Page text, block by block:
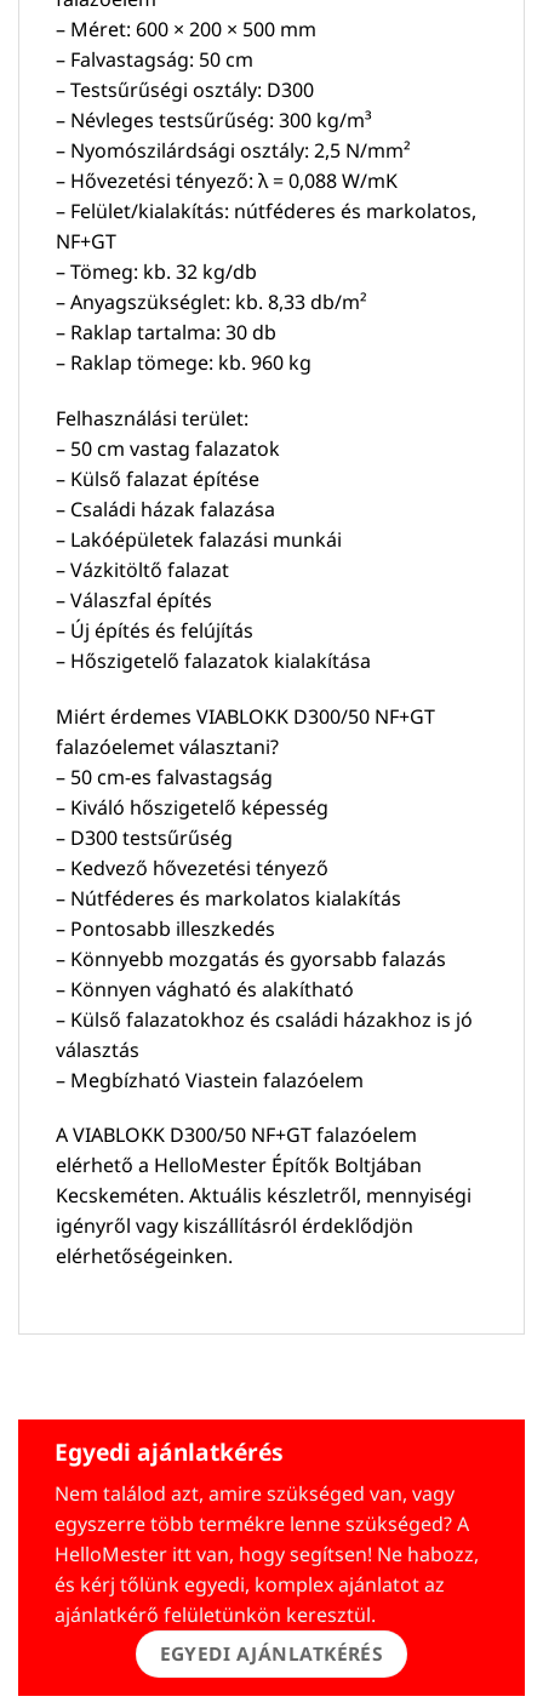
– Méret: 600 × 200 × 500 mm
– Falvastagság: 50 cm
– Testsűrűségi osztály: D300
– Névleges testsűrűség: 300 kg/m³
– Nyomószilárdsági osztály: 2,5 N/mm²
– Hővezetési tényező: λ = 0,088 W/mK
– Felület/kialakítás: nútféderes és markolatos,
NF+GT
– Tömeg: kb. 32 kg/db
– Anyagszükséglet: kb. 8,33 db/m²
– Raklap tartalma: 30 db
– Raklap tömege: kb. 960 kg
Felhasználási terület:
– 50 cm vastag falazatok
– Külső falazat építése
– Családi házak falazása
– Lakóépületek falazási munkái
– Vázkitöltő falazat
– Válaszfal építés
– Új építés és felújítás
– Hőszigetelő falazatok kialakítása
Miért érdemes VIABLOKK D300/50 NF+GT
falazóelemet választani?
– 50 cm-es falvastagság
– Kiváló hőszigetelő képesség
– D300 testsűrűség
– Kedvező hővezetési tényező
– Nútféderes és markolatos kialakítás
– Pontosabb illeszkedés
– Könnyebb mozgatás és gyorsabb falazás
– Könnyen vágható és alakítható
– Külső falazatokhoz és családi házakhoz is jó
választás
– Megbízható Viastein falazóelem
A VIABLOKK D300/50 NF+GT falazóelem
elérhető a HelloMester Építők Boltjában
Kecskeméten. Aktuális készletről, mennyiségi
igényről vagy kiszállításról érdeklődjön
elérhetőségeinken.
Egyedi ajánlatkérés
Nem találod azt, amire szükséged van, vagy
egyszerre több termékre lenne szükséged? A
HelloMester itt van, hogy segítsen! Ne habozz,
és kérj tőlünk egyedi, komplex ajánlatot az
ajánlatkérő felületünkön keresztül.
EGYEDI AJÁNLATKÉRÉS